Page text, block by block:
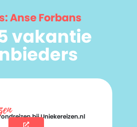
Anse Forbans
vakantie
bij Uniekereizen.nl